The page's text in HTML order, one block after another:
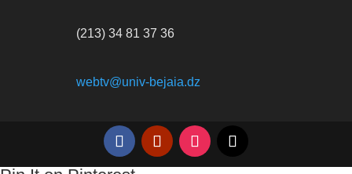
(213) 34 81 37 36
webtv@univ-bejaia.dz